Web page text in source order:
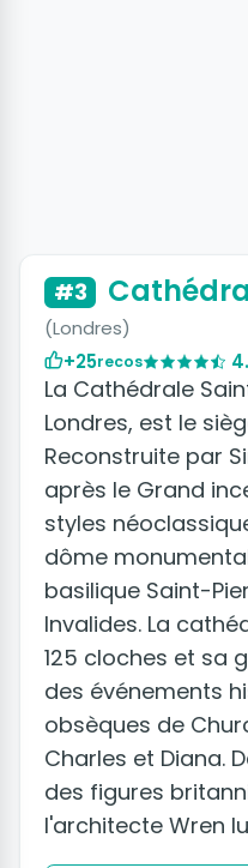
#3
(Londres)
+25recos
La Cathédrale
Londres, est le
Reconstruite par
après le Grand
styles
dôme
basilique Saint-
Invalides. La
125 cloches et sa
des événements
obsèques de
Charles et Diana.
des figures
l'architecte Wren